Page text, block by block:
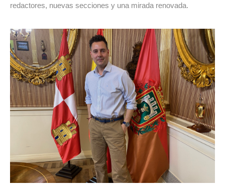
redactores, nuevas secciones y una mirada renovada.